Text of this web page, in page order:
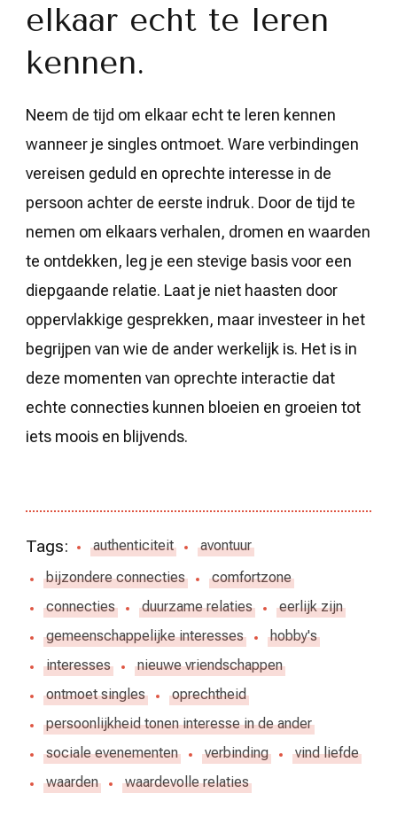
elkaar echt te leren
kennen.
Neem de tijd om elkaar echt te leren kennen
wanneer je singles ontmoet. Ware verbindingen
vereisen geduld en oprechte interesse in de
persoon achter de eerste indruk. Door de tijd te
nemen om elkaars verhalen, dromen en waarden
te ontdekken, leg je een stevige basis voor een
diepgaande relatie. Laat je niet haasten door
oppervlakkige gesprekken, maar investeer in het
begrijpen van wie de ander werkelijk is. Het is in
deze momenten van oprechte interactie dat
echte connecties kunnen bloeien en groeien tot
iets moois en blijvends.
Tags: authenticiteit
avontuur
bijzondere connecties
comfortzone
connecties
duurzame relaties
eerlijk zijn
gemeenschappelijke interesses
hobby's
interesses
nieuwe vriendschappen
ontmoet singles
oprechtheid
persoonlijkheid tonen interesse in de ander
sociale evenementen
verbinding
vind liefde
waarden
waardevolle relaties